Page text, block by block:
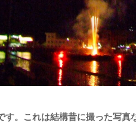
す。これは結構昔に撮った写